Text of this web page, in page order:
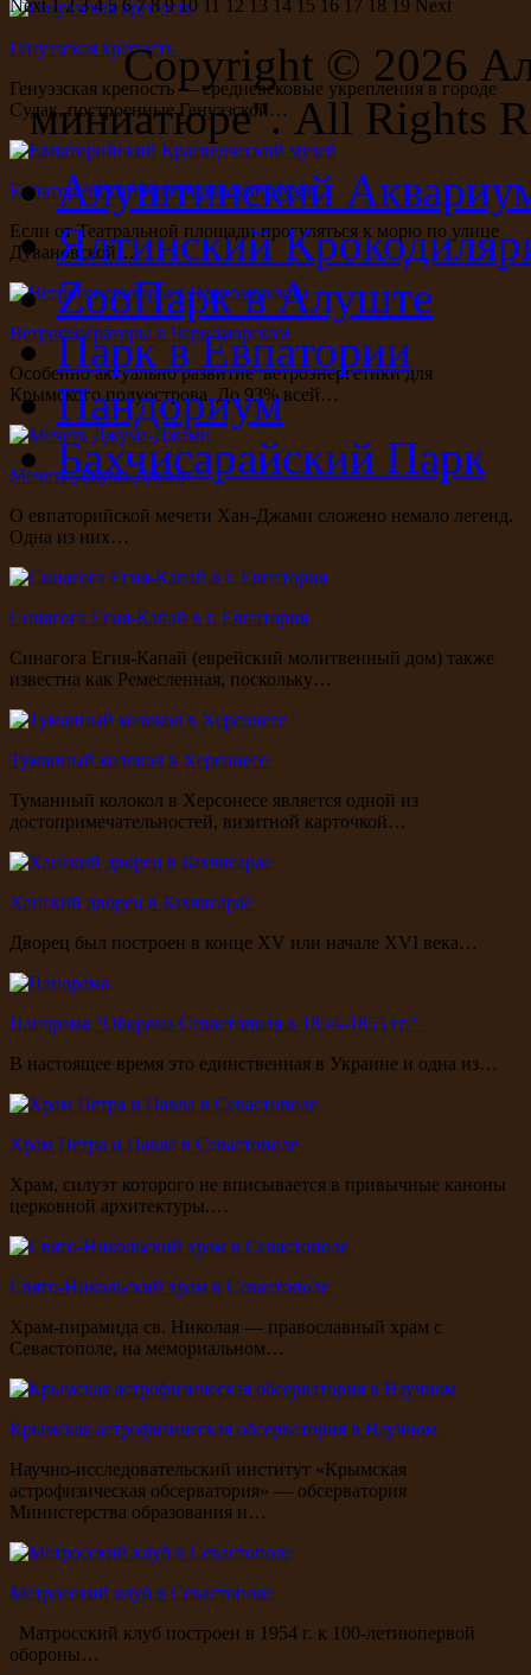
Генуэзская крепость
Генуэзская крепость — средневековые укрепления в городе
Судак, построенные Генуэзской…
Евпаторийский Краеведческий музей
Если от Театральной площади прогуляться к морю по улице
Дувановской…
Ветрогенераторы в Черноморском
Особенно актуально развитие ветроэнергетики для
Крымского полуострова. До 93% всей…
Мечеть Джума-Джами
О евпаторийской мечети Хан-Джами сложено немало легенд.
Одна из них…
Синагога Егия-Капай в г. Евпатория
Синагога Егия-Капай (еврейский молитвенный дом) также
известна как Ремесленная, поскольку…
Туманный колокол в Херсонесе
Туманный колокол в Херсонесе является одной из
достопримечательностей, визитной карточкой…
Ханский дворец в Бахчисарае
Дворец был построен в конце XV или начале XVI века…
Панорама "Оборона Севастополя в 1854–1855 гг."
В настоящее время это единственная в Украине и одна из…
Храм Петра и Павла в Севастополе
Храм, силуэт которого не вписывается в привычные каноны
церковной архитектуры.…
Свято-Никольский храм в Севастополе
Храм-пирамида св. Николая — православный храм с
Севастополе, на мемориальном…
Крымская астрофизическая обсерватория в Научном
Научно-исследовательский институт «Крымская
астрофизическая обсерватория» — обсерватория
Министерства образования и…
Матросский клуб в Севастополе
Матросский клуб построен в 1954 г. к 100-летиюпервой
обороны…
Next12345678910 11 12 13 14 15 16 17 18 19 Next
Copyright © 2026
миниатюре". All Rights
Алуштинский
Ялтинский
ZooПарк в Алуште
Парк в Евпатории
Пандориум
Бахчисарайский Парк